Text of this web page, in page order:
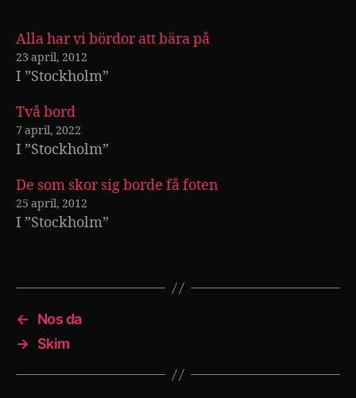
Alla har vi bördor att bära på
23 april, 2012
I ”Stockholm”
Två bord
7 april, 2022
I ”Stockholm”
De som skor sig borde få foten
25 april, 2012
I ”Stockholm”
←
Nos da
→ Skim